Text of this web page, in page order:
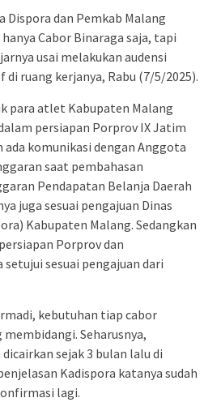
Dispora dan Pemkab Malang
Cabor Binaraga saja, tapi
usai melakukan audensi
di ruang kerjanya, Rabu (7/5/2025).
para atlet Kabupaten Malang
persiapan Porprov IX Jatim
ada komunikasi dengan Anggota
saat pembahasan
Pendapatan Belanja Daerah
juga sesuai pengajuan Dinas
Kabupaten Malang. Sedangkan
Porprov dan
sesuai pengajuan dari
kebutuhan tiap cabor
Seharusnya,
sejak 3 bulan lalu di
Kadispora katanya sudah
lagi.